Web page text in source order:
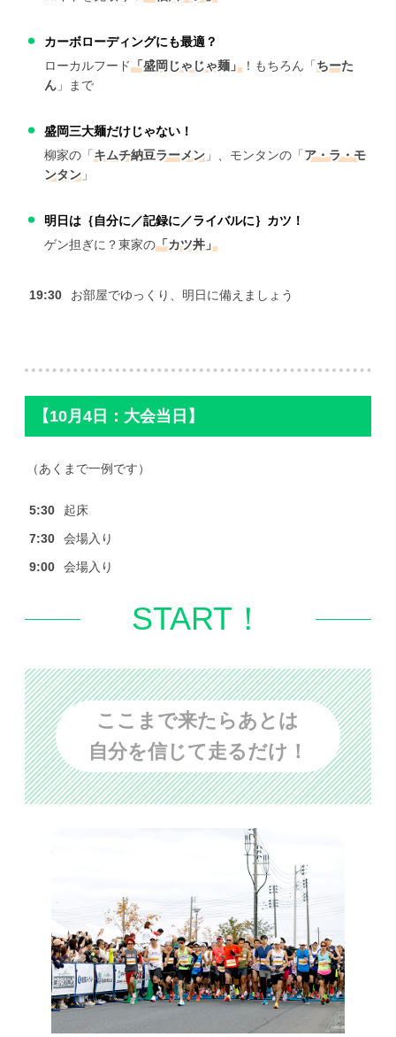
カーボローディングにも最適？
ローカルフード「盛岡じゃじゃ麺」！もちろん「ちーた
ん」まで
盛岡三大麺だけじゃない！
柳家の「キムチ納豆ラーメン」、モンタンの「ア・ラ・モ
ンタン」
明日は｛自分に／記録に／ライバルに｝カツ！
ゲン担ぎに？東家の「カツ丼」
19:30 お部屋でゆっくり、明日に備えましょう
【10月4日：大会当日】
（あくまで一例です）
5:30
起床
7:30
会場入り
9:00
会場入り
START！
ここまで来たらあとは
自分を信じて走るだけ！